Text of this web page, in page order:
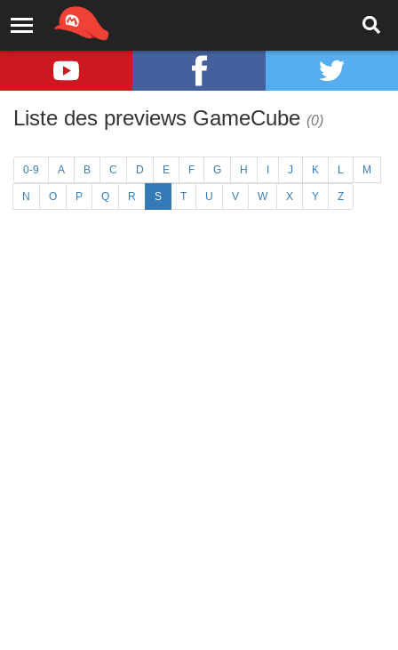
Liste des previews GameCube (0)
0-9 A B C D E F G H J K L M
N O P Q R S T U V W X Y Z